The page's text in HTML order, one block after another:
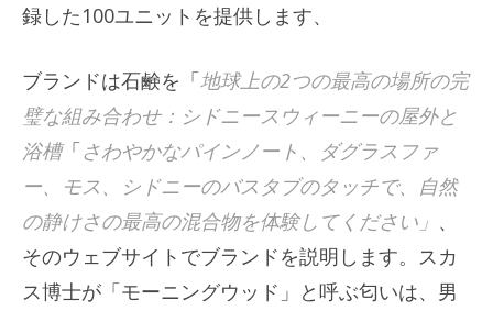
録した100ユニットを提供します、
ブランドは石鹸を「地球上の2つの最高の場所の完
璧な組み合わせ：シドニースウィーニーの屋外と
浴槽「さわやかなパインノート、ダグラスファ
ー、モス、シドニーのバスタブのタッチで、自然
の静けさの最高の混合物を体験してください」 、
そのウェブサイトでブランドを説明します。スカ
ス博士が「モーニングウッド」と呼ぶ匂いは、男